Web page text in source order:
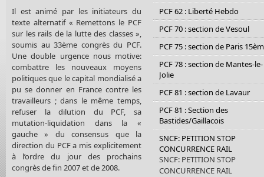
Il est animé par les initiateurs du
texte alternatif « Remettons le PCF
sur les rails de la lutte des classes »,
soumis au 33ème congrès du PCF.
Une double urgence nous motive:
combattre les nouveaux moyens
politiques que le capital mondialisé a
pu se donner en France contre les
travailleurs ; dans le même temps,
refuser la dilution du PCF, sa
mutation-liquidation dans la «
gauche » du consensus que la
direction du PCF a mis explicitement
à l’ordre du jour des prochains
congrès de fin 2007 et de 2008.
PCF 62 : Liberté Hebdo
PCF 70 : section de Vesoul
PCF 75 : section de Paris
PCF 78 : section de Mantes-le-
Jolie
PCF 81 : section de Lavaur
PCF 81 : Section des
Bastides/Gaillacois
SNCF: PETITION STOP
CONCURRENCE RAIL
SNCF: PETITION STOP
CONCURRENCE RAIL